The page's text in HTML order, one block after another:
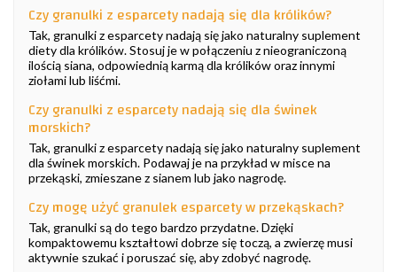
Czy granulki z esparcety nadają się dla królików?
Tak, granulki z esparcety nadają się jako naturalny suplement
diety dla królików. Stosuj je w połączeniu z nieograniczoną
ilością siana, odpowiednią karmą dla królików oraz innymi
ziołami lub liśćmi.
Czy granulki z esparcety nadają się dla świnek
morskich?
Tak, granulki z esparcety nadają się jako naturalny suplement
dla świnek morskich. Podawaj je na przykład w misce na
przekąski, zmieszane z sianem lub jako nagrodę.
Czy mogę użyć granulek esparcety w przekąskach?
Tak, granulki są do tego bardzo przydatne. Dzięki
kompaktowemu kształtowi dobrze się toczą, a zwierzę musi
aktywnie szukać i poruszać się, aby zdobyć nagrodę.